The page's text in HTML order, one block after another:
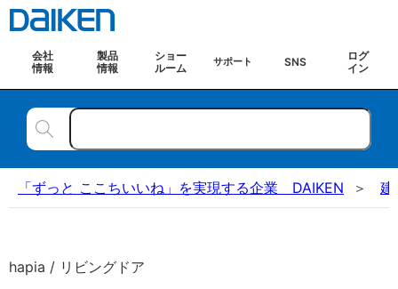
会社
情報
製品
情報
ショー
ルーム
サポート SNS
ログ
イン
「ずっと ここちいいね」を実現する企業 DAIKEN 建
hapia / リビングドア